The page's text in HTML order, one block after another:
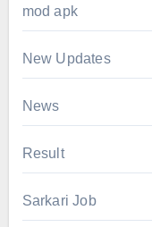
mod apk
New Updates
News
Result
Sarkari Job